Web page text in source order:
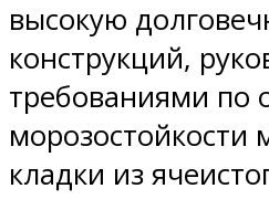
высокую
конструкций,
требованиями по
морозостойкости
кладки из